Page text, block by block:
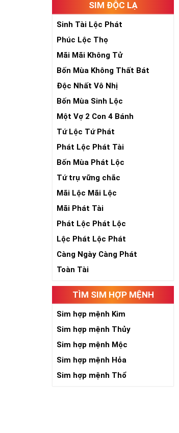
SIM ĐỘC LẠ
Sinh Tài Lộc Phát
Phúc Lộc Thọ
Mãi Mãi Không Tử
Bốn Mùa Không Thất Bát
Độc Nhất Vô Nhị
Bốn Mùa Sinh Lộc
Một Vợ 2 Con 4 Bánh
Tứ Lộc Tứ Phát
Phát Lộc Phát Tài
Bốn Mùa Phát Lộc
Tứ trụ vững chắc
Mãi Lộc Mãi Lộc
Mãi Phát Tài
Phát Lộc Phát Lộc
Lộc Phát Lộc Phát
Càng Ngày Càng Phát
Toàn Tài
TÌM SIM HỢP MỆNH
Sim hợp mệnh Kim
Sim hợp mệnh Thủy
Sim hợp mệnh Mộc
Sim hợp mệnh Hỏa
Sim hợp mệnh Thổ